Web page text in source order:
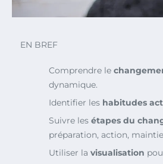
EN BREF
Comprendre le
dynamique.
Identifier les habitudes
Suivre les étapes du
préparation, action,
Utiliser la visualisation